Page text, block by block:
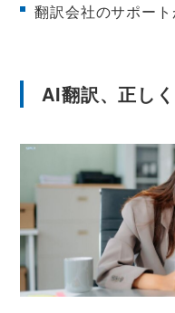
翻訳会社のサポー
AI翻訳、正し